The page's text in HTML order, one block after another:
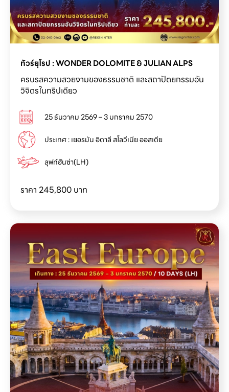
ครบรสความสวยงามของธรรมชาติ และสถาปัตยกรรมอัน
วิจิตรในทริปเดียว
25 ธันวาคม 2569 – 3 มกราคม 2570
ประเทศ : เยอรมัน อิตาลี สโลวีเนีย ออสเตีย
ลุฟท์ฮันซ่า(LH)
ราคา 245,800 บาท